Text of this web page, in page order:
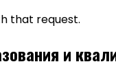
that request.
и